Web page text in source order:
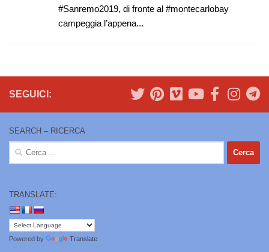
#Sanremo2019, di fronte al #montecarlobay
campeggia l’appena...
SEGUICI:
SEARCH – RICERCA
Ricerca
TRANSLATE:
Powered by Translate